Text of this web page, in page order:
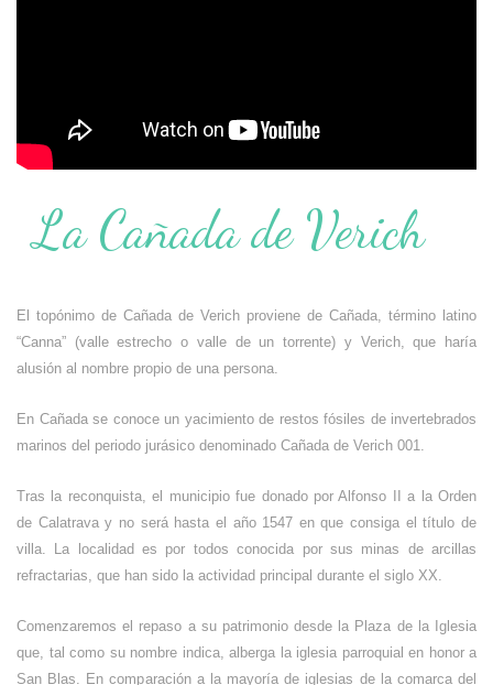
La Cañada de Verich
El topónimo de Cañada de Verich proviene de Cañada, término latino
“Canna” (valle estrecho o valle de un torrente) y Verich, que haría
alusión al nombre propio de una persona.
En Cañada se conoce un yacimiento de restos fósiles de invertebrados
marinos del periodo jurásico denominado Cañada de Verich 001.
Tras la reconquista, el municipio fue donado por Alfonso II a la Orden
de Calatrava y no será hasta el año 1547 en que consiga el título de
villa. La localidad es por todos conocida por sus minas de arcillas
refractarias, que han sido la actividad principal durante el siglo XX.
Comenzaremos el repaso a su patrimonio desde la Plaza de la Iglesia
que, tal como su nombre indica, alberga la iglesia parroquial en honor a
San Blas. En comparación a la mayoría de iglesias de la comarca del